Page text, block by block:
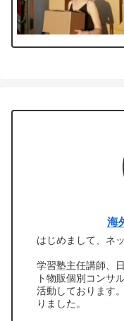
海
はじめまして、ネ
学習塾主任講師、
ト物販個別コンサ
活動しております
りました。